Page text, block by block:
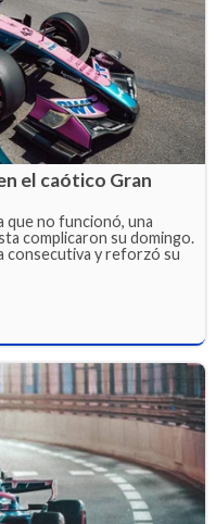
el caótico Gran
que no funcionó, una
complicaron su domingo.
consecutiva y reforzó su